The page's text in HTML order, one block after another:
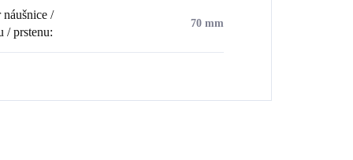
/
/ prstenu:
70 mm